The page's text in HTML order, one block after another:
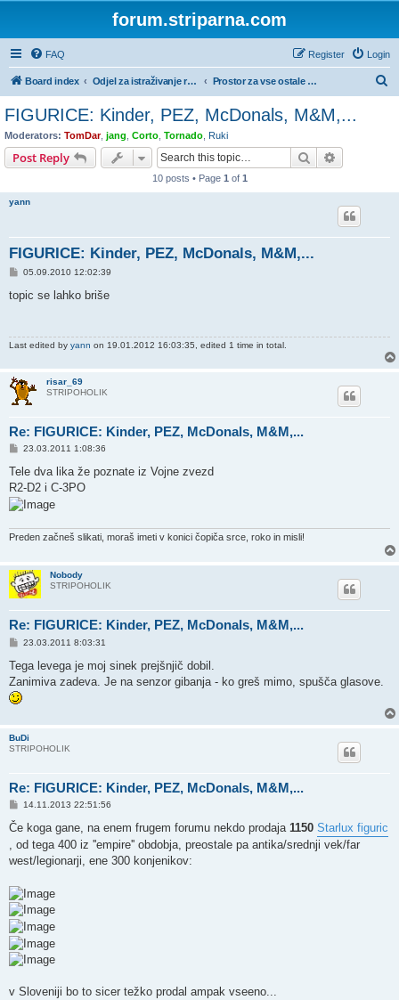
forum.striparna.com
FAQ Login
Register
Board index Odjel za istraživanje rude i gubljenje vremena Prostor za vse ostale zbirateljske hobije
FIGURICE: Kinder, PEZ, McDonals, M&M,...
Moderators: TomDar, jang Corto Tornado Ruki
Post Reply Search
10 posts • Page 1 of 1
yann
FIGURICE: Kinder, PEZ, McDonals, M&M,...
P
s
t
05.09.2010 12:02:39
topic se lahko briše
Last edited by yann on 19.01.2012 16:03:35, edited 1 time in total.
risar_69
STRIPOHOLIK
Re: FIGURICE: Kinder, PEZ, McDonals, M&M,...
P
s
23.03.2011 1:08:36
Tele dva lika že poznate iz Vojne zvezd
R2-D2 i C-3PO
Preden začneš slikati, moraš imeti v konici čopiča srce, roko in misli!
Nobody
STRIPOHOLIK
Re: FIGURICE: Kinder, PEZ, McDonals, M&M,...
P
s
23.03.2011 8:03:31
Tega levega je moj sinek prejšnjič dobil.
Zanimiva zadeva. Je na senzor gibanja - ko greš mimo, spušča glasove.
BuDi
STRIPOHOLIK
Re: FIGURICE: Kinder, PEZ, McDonals, M&M,...
P
s
14.11.2013 22:51:56
Če koga gane, na enem frugem forumu nekdo prodaja 1150 Starlux figuric
, od tega 400 iz ''empire'' obdobja, preostale pa antika/srednji vek/far
west/legionarji, ene 300 konjenikov:
v Sloveniji bo to sicer težko prodal ampak vseeno...